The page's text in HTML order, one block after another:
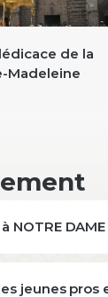
de la
Madeleine
à NOTRE
jeunes pros